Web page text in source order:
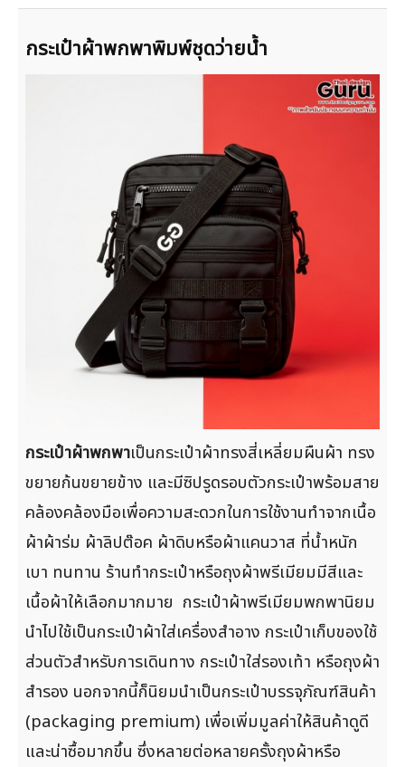
กระเป๋าผ้าพกพาพิมพ์ชุดว่ายน้ำ
กระเป๋าผ้าพกพาเป็นกระเป๋าผ้าทรงสี่เหลี่ยมผืนผ้า ทรง
ขยายก้นขยายข้าง และมีซิปรูดรอบตัวกระเป๋าพร้อมสาย
คล้องคล้องมือเพื่อความสะดวกในการใช้งานทำจากเนื้อ
ผ้าผ้าร่ม ผ้าลิปต๊อค ผ้าดิบหรือผ้าแคนวาส ที่น้ำหนัก
เบา ทนทาน ร้านทำกระเป๋าหรือถุงผ้าพรีเมียมมีสีและ
เนื้อผ้าให้เลือกมากมาย กระเป๋าผ้าพรีเมียมพกพานิยม
นำไปใช้เป็นกระเป๋าผ้าใส่เครื่องสำอาง กระเป๋าเก็บของใช้
ส่วนตัวสำหรับการเดินทาง กระเป๋าใส่รองเท้า หรือถุงผ้า
สำรอง นอกจากนี้ก็นิยมนำเป็นกระเป๋าบรรจุภัณฑ์สินค้า
(packaging premium) เพื่อเพิ่มมูลค่าให้สินค้าดูดี
และน่าซื้อมากขึ้น ซึ่งหลายต่อหลายครั้งถุงผ้าหรือ